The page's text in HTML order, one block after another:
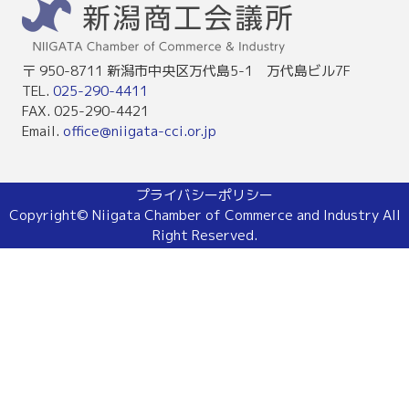
〒 950-8711 新潟市中央区万代島5-1 万代島ビル7F
TEL. 025-290-4411
FAX. 025-290-4421
Email. office@niigata-cci.or.jp
プライバシーポリシー
Copyright© Niigata Chamber of Commerce and Industry All
Right Reserved.